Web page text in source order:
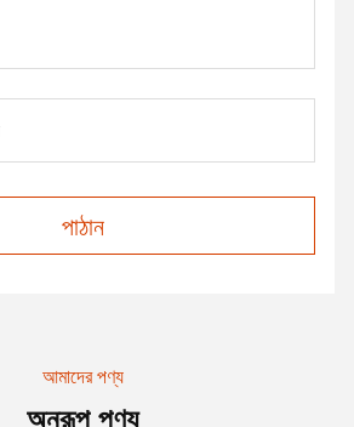
পাঠান
আমাদের পণ্য
অনুরূপ পণ্য